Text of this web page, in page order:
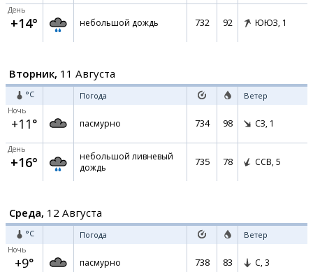
День
+14° небольшой дождь 732 92 ЮЮЗ, 1
Вторник, 11 Августа
°C Погода Ветер
Ночь
+11° пасмурно 734 98 СЗ, 1
День
+16°
небольшой ливневый
дождь
735 78 ССВ, 5
Среда, 12 Августа
°C Погода Ветер
Ночь
+9° пасмурно 738 83 С, 3